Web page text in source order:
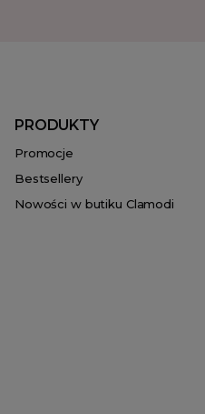
PRODUKTY
Promocje
Bestsellery
Nowości w butiku Clamodi